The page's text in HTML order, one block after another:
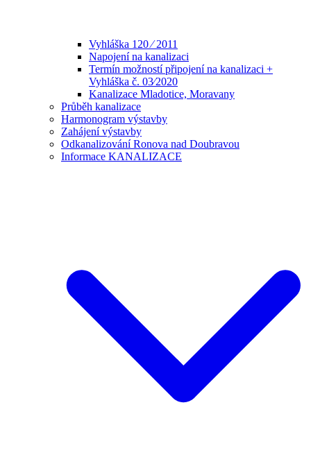
Vyhláška 120 ⁄ 2011
Napojení na kanalizaci
Termín možností připojení na kanalizaci +
Vyhláška č. 03⁄2020
Kanalizace Mladotice, Moravany
Průběh kanalizace
Harmonogram výstavby
Zahájení výstavby
Odkanalizování Ronova nad Doubravou
Informace KANALIZACE